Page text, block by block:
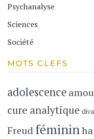
Psychanalyse
Sciences
Société
MOTS CLEFS
adolescence
cure analytique
Freud féminin